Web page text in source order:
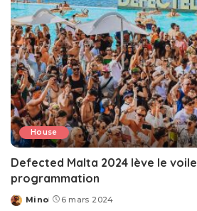
House
Defected Malta 2024 lève le
programmation
Posted
Mino 6 mars 2024